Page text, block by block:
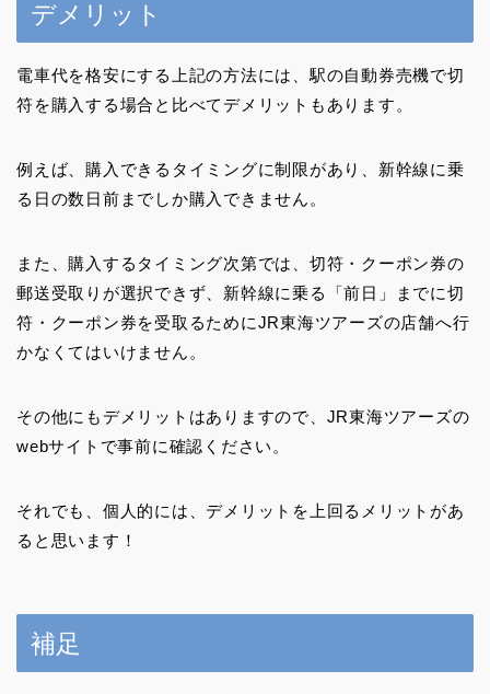
デメリット
電車代を格安にする上記の方法には、駅の自動券売機で切
符を購入する場合と比べてデメリットもあります。
例えば、購入できるタイミングに制限があり、新幹線に乗
る日の数日前までしか購入できません。
また、購入するタイミング次第では、切符・クーポン券の
郵送受取りが選択できず、新幹線に乗る「前日」までに切
符・クーポン券を受取るためにJR東海ツアーズの店舗へ行
かなくてはいけません。
その他にもデメリットはありますので、JR東海ツアーズの
webサイトで事前に確認ください。
それでも、個人的には、デメリットを上回るメリットがあ
ると思います！
補足